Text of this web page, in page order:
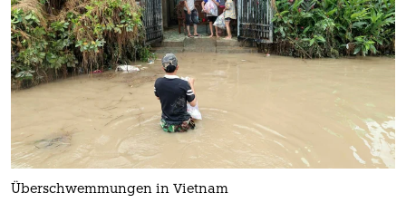
Überschwemmungen in Vietnam